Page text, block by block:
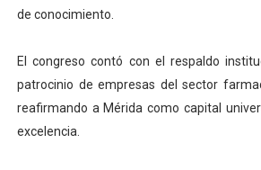
de conocimiento.
El congreso contó con el respaldo
patrocinio de empresas del sector
reafirmando a Mérida como capital
excelencia.